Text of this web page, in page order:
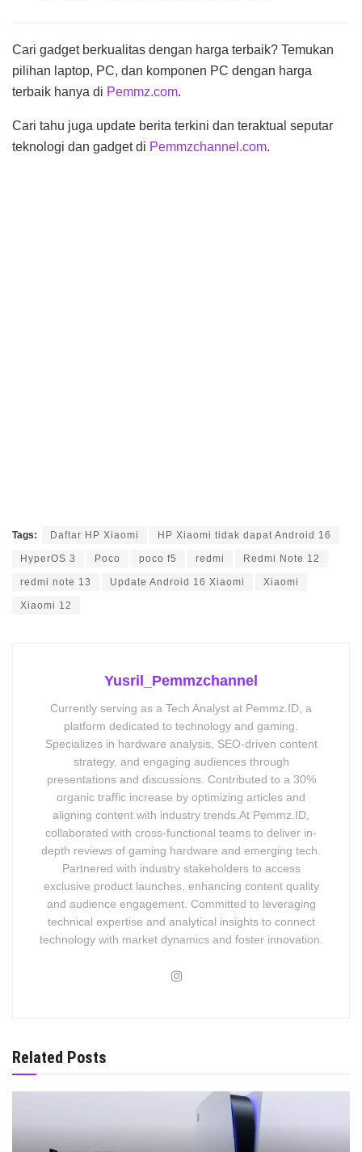
Cari gadget berkualitas dengan harga terbaik? Temukan
pilihan laptop, PC, dan komponen PC dengan harga
terbaik hanya di Pemmz.com.
Cari tahu juga update berita terkini dan teraktual seputar
teknologi dan gadget di Pemmzchannel.com.
Tags: Daftar HP Xiaomi HP Xiaomi tidak dapat Android 16
HyperOS 3 Poco poco f5 redmi Redmi Note 12
redmi note 13 Update Android 16 Xiaomi Xiaomi
Xiaomi 12
Yusril_Pemmzchannel
Currently serving as a Tech Analyst at Pemmz.ID, a
platform dedicated to technology and gaming.
Specializes in hardware analysis, SEO-driven content
strategy, and engaging audiences through
presentations and discussions. Contributed to a 30%
organic traffic increase by optimizing articles and
aligning content with industry trends.At Pemmz.ID,
collaborated with cross-functional teams to deliver in-
depth reviews of gaming hardware and emerging tech.
Partnered with industry stakeholders to access
exclusive product launches, enhancing content quality
and audience engagement. Committed to leveraging
technical expertise and analytical insights to connect
technology with market dynamics and foster innovation.
Related Posts